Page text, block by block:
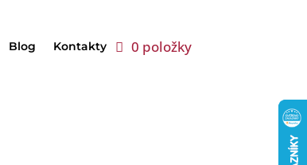
Blog Kontakty 0 položky